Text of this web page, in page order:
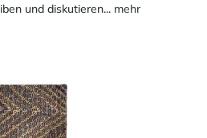
und diskutieren... mehr